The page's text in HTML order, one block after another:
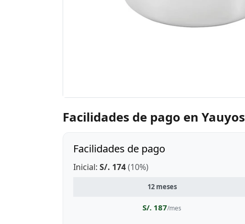
Facilidades de pago en Yauyos
Facilidades de pago
Inicial: S/. 174(10%)
12 meses
S/. 187/mes